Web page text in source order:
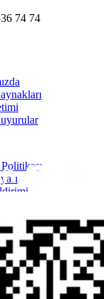
74 74
Piyasa Koşulları
Hizmetleri
Whatsapp